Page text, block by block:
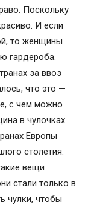
Поскольку
И если
то женщины
гардероба.
за ввоз
что это —
с чем можно
в чулочках
Европы
столетия.
вещи
стали только в
чулки, чтобы